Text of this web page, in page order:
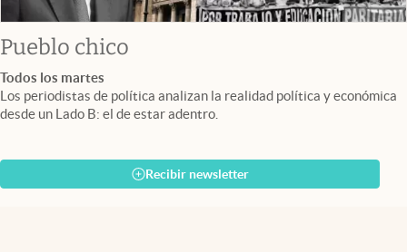
Pueblo chico
Todos los martes
Los periodistas de política analizan la realidad política y económica
desde un Lado B: el de estar adentro.
Recibir newsletter